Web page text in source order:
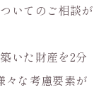
いてのご相談が
いた財産を2分
々な考慮要素が